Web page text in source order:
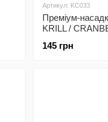
Артикул: KC033
Преміум-
KRILL /
2300500009632)
145 грн